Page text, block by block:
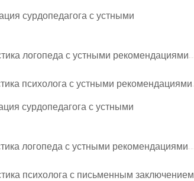
сурдопедагога с устными
логопеда с устными рекомендациями
психолога с устными рекомендациями
сурдопедагога с устными
логопеда с устными рекомендациями
психолога с письменным заключением